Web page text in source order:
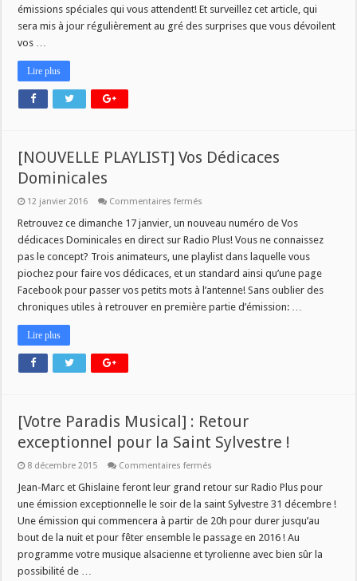
émissions spéciales qui vous attendent! Et surveillez cet article, qui
sera mis à jour régulièrement au gré des surprises que vous dévoilent
vos …
Lire plus
[NOUVELLE PLAYLIST] Vos Dédicaces
Dominicales
12 janvier 2016 Commentaires fermés
PLAYLIST]
Dédicaces
Dominicales
Retrouvez ce dimanche 17 janvier, un nouveau numéro de Vos
dédicaces Dominicales en direct sur Radio Plus! Vous ne connaissez
pas le concept? Trois animateurs, une playlist dans laquelle vous
piochez pour faire vos dédicaces, et un standard ainsi qu’une page
Facebook pour passer vos petits mots à l’antenne! Sans oublier des
chroniques utiles à retrouver en première partie d’émission: …
Lire plus
[Votre Paradis Musical] : Retour
exceptionnel pour la Saint Sylvestre !
8 décembre 2015 Commentaires fermés
Paradis
:
Retour
exceptionnel
pour
Saint
Jean-Marc et Ghislaine feront leur grand retour sur Radio Plus pour
une émission exceptionnelle le soir de la saint Sylvestre 31 décembre !
Une émission qui commencera à partir de 20h pour durer jusqu’au
bout de la nuit et pour fêter ensemble le passage en 2016 ! Au
programme votre musique alsacienne et tyrolienne avec bien sûr la
possibilité de …